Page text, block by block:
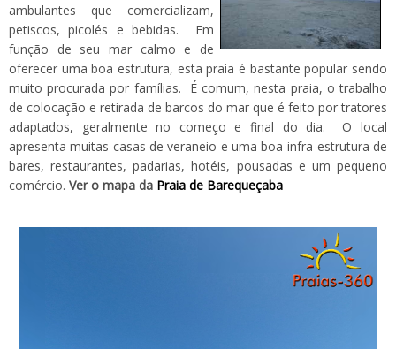
ambulantes que comercializam,
petiscos, picolés e bebidas. Em
função de seu mar calmo e de
oferecer uma boa estrutura, esta praia é bastante popular sendo
muito procurada por famílias. É comum, nesta praia, o trabalho
de colocação e retirada de barcos do mar que é feito por tratores
adaptados, geralmente no começo e final do dia. O local
apresenta muitas casas de veraneio e uma boa infra-estrutura de
bares, restaurantes, padarias, hotéis, pousadas e um pequeno
comércio. Ver o mapa da Praia de Barequeçaba